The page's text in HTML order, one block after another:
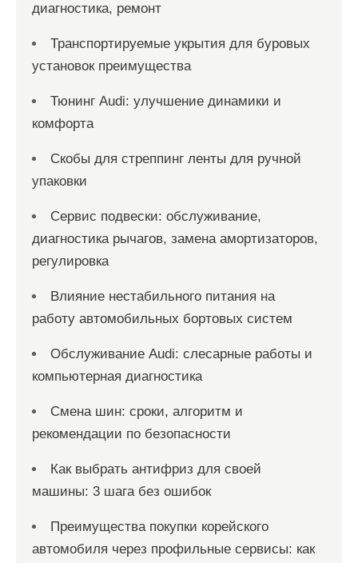
диагностика, ремонт
Транспортируемые укрытия для буровых
установок преимущества
Тюнинг Audi: улучшение динамики и
комфорта
Скобы для стреппинг ленты для ручной
упаковки
Сервис подвески: обслуживание,
диагностика рычагов, замена амортизаторов,
регулировка
Влияние нестабильного питания на
работу автомобильных бортовых систем
Обслуживание Audi: слесарные работы и
компьютерная диагностика
Смена шин: сроки, алгоритм и
рекомендации по безопасности
Как выбрать антифриз для своей
машины: 3 шага без ошибок
Преимущества покупки корейского
автомобиля через профильные сервисы: как